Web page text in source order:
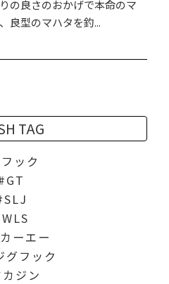
の良さのおかげで本命のマ
良型のマハタを釣...
TAG
ック
GT
SLJ
WLS
ーエー
グフック
ジン